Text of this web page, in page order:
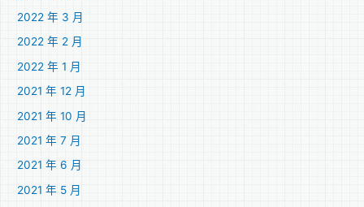
2022 年 3 月
2022 年 2 月
2022 年 1 月
2021 年 12 月
2021 年 10 月
2021 年 7 月
2021 年 6 月
2021 年 5 月